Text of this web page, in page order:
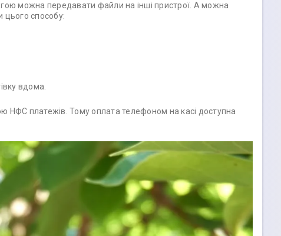
можна передавати файли на інші пристрої. А можна
цього способу:
вдома.
НФС платежів. Тому оплата телефоном на касі доступна